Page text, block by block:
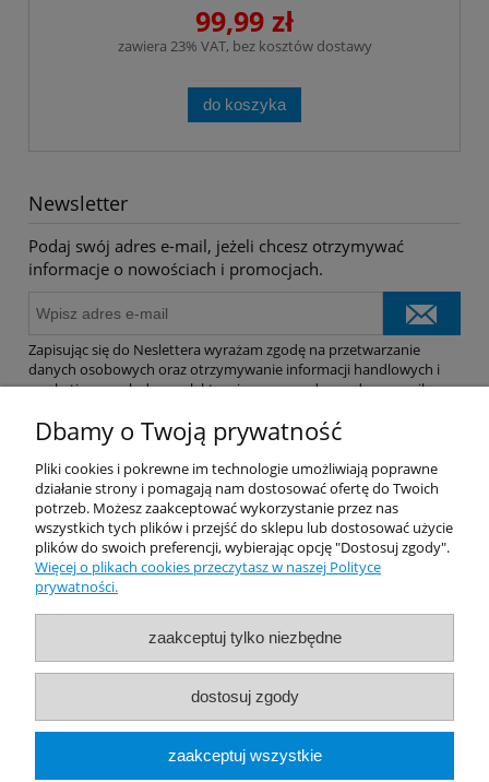
99,99 zł
zawiera 23% VAT, bez kosztów dostawy
do koszyka
Newsletter
Podaj swój adres e-mail, jeżeli chcesz otrzymywać
informacje o nowościach i promocjach.
Zapisując się do Neslettera wyrażam zgodę na przetwarzanie
danych osobowych oraz otrzymywanie informacji handlowych i
marketingowych drogą elektroniczną na podany adres e-mail.
Pomoc
Dostawa
Moje konto
O firmie
Rekomendowane Strony
Dbamy o Twoją prywatność
Pliki cookies i pokrewne im technologie umożliwiają poprawne
działanie strony i pomagają nam dostosować ofertę do Twoich
potrzeb. Możesz zaakceptować wykorzystanie przez nas
wszystkich tych plików i przejść do sklepu lub dostosować użycie
plików do swoich preferencji, wybierając opcję "Dostosuj zgody".
Więcej o plikach cookies przeczytasz w naszej Polityce
prywatności.
zaakceptuj tylko niezbędne
dostosuj zgody
zaakceptuj wszystkie